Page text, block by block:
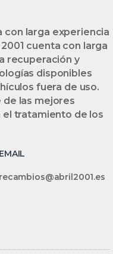
con larga experiencia
cuenta con larga
recuperación y
disponibles
fuera de uso.
de las mejores
tratamiento de los
EMAIL
recambios@abril2001.es